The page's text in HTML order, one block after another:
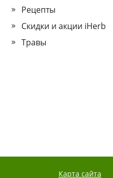
Рецепты
Скидки и акции iHerb
Травы
Карта сайта